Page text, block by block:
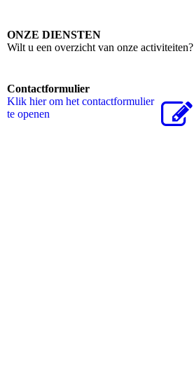
ONZE DIENSTEN
Wilt u een overzicht van onze activiteiten?
Contactformulier
Klik hier om het contactformulier
te openen